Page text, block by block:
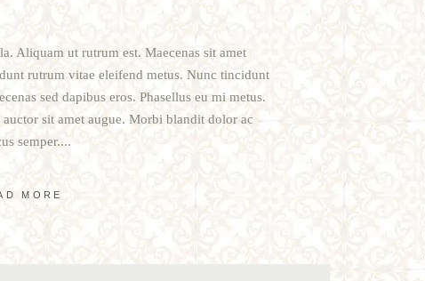
Aliquam ut rutrum est. Maecenas sit amet
rutrum vitae eleifend metus. Nunc tincidunt
sed dapibus eros. Phasellus eu mi metus.
sit amet augue. Morbi blandit dolor ac
semper.
MORE